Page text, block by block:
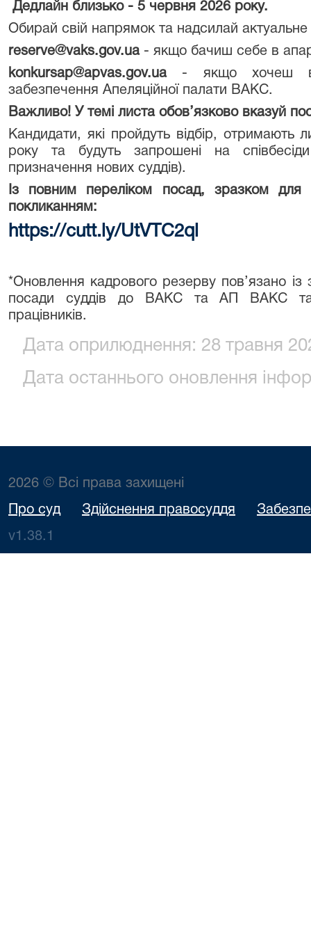
Дедлайн близько - 5 червня 2026 року.
Обирай свій напрямок та надсилай
reserve@vaks.gov.ua- якщо бачиш себе в
konkursap@apvas.gov.ua- якщо хочеш в
забезпечення Апеляційної палати ВАКС.
Важливо! У темі листа обов’язково вказуй
Кандидати, які пройдуть відбір, отримають
року та будуть запрошені на
призначення нових суддів).
Із повним переліком посад, зразком
покликанням:
https://cutt.ly/UtVTC2ql
*Оновлення кадрового резерву пов’язано
посади суддів до ВАКС та АП ВАКС та
працівників.
Дата оприлюднення: 28 травня
Дата останнього оновлення
2026 © Всі права захищені
Про суд Здійснення правосуддя
v1.38.1